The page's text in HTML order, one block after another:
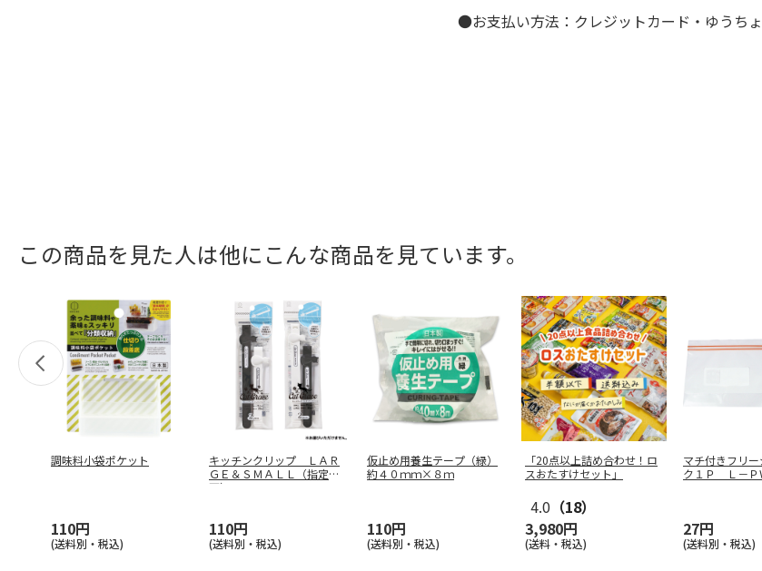
●お支払い方法：クレジットカード・ゆうち
この商品を見た人は他にこんな商品を見ています。
調味料小袋ポケット
110円
(送料別・税込)
キッチンクリップ ＬＡＲ
ＧＥ＆ＳＭＡＬＬ（指定不
可）
110円
(送料別・税込)
仮止め用養生テープ（緑）
約４０ｍｍ×８ｍ
110円
(送料別・税込)
「20点以上詰め合わせ！ロ
スおたすけセット」
4.0 （18）
3,980円
(送料・税込)
マチ付きフリ
ク１Ｐ Ｌ－Ｐ
27円
(送料別・税込)